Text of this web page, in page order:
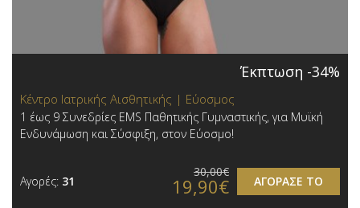
Έκπτωση -34%
Κέντρο Ιατρικής Αισθητικής | Εύοσμος
1 έως 9 Συνεδρίες EMS Παθητικής Γυμναστικής, για Μυϊκή
Ενδυνάμωση και Σύσφιξη, στον Εύοσμο!
Αγορές: 31 ΑΓΟΡΑΣΕ ΤΟ
30,00€
19,90€